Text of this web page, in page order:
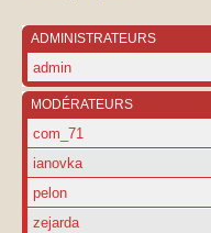
ADMINISTRATEURS
admin
MODÉRATEURS
com_71
ianovka
pelon
zejarda